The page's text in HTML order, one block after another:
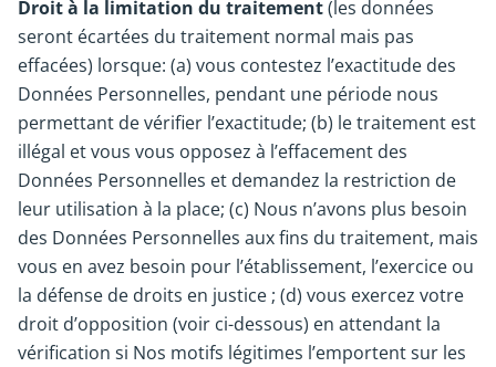
Droit à la limitation du traitement(les données
seront écartées du traitement normal mais pas
effacées) lorsque: (a) vous contestez l’exactitude des
Données Personnelles, pendant une période nous
permettant de vérifier l’exactitude; (b) le traitement est
illégal et vous vous opposez à l’effacement des
Données Personnelles et demandez la restriction de
leur utilisation à la place; (c) Nous n’avons plus besoin
des Données Personnelles aux fins du traitement, mais
vous en avez besoin pour l’établissement, l’exercice ou
la défense de droits en justice ; (d) vous exercez votre
droit d’opposition (voir ci-dessous) en attendant la
vérification si Nos motifs légitimes l’emportent sur les